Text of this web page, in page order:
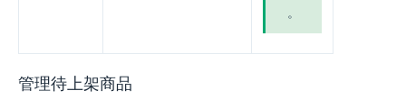
。
管理待上架商品